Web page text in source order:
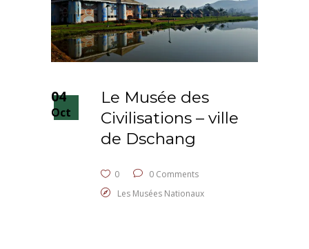
04
Oct
Le Musée des
Civilisations – ville
de Dschang
0
0 Comments
Les Musées Nationaux